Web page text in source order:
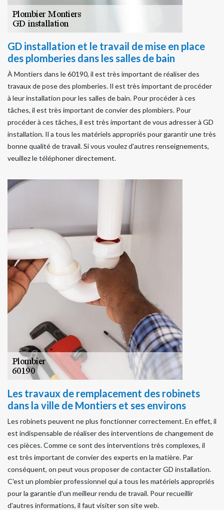
GD installation et le travail de mise en place
des plomberies dans les salles de bain
À Montiers dans le 60190, il est très important de réaliser des
travaux de pose des plomberies. Il est très important de procéder
à leur installation pour les salles de bain. Pour procéder à ces
tâches, il est très important de convier des plombiers. Pour
procéder à ces tâches, il est très important de vous adresser à GD
installation. Il a tous les matériels appropriés pour garantir une très
bonne qualité de travail. Si vous voulez d'autres renseignements,
veuillez le téléphoner directement.
Les travaux de remplacement des robinets
dans la ville de Montiers et ses environs
Les robinets peuvent ne plus fonctionner correctement. En effet, il
est indispensable de réaliser des interventions de changement de
ces pièces. Comme ce sont des interventions très complexes, il
est très important de convier des experts en la matière. Par
conséquent, on peut vous proposer de contacter GD installation.
C'est un plombier professionnel qui a tous les matériels appropriés
pour la garantie d'un meilleur rendu de travail. Pour recueillir
d'autres informations, il faut visiter son site web.